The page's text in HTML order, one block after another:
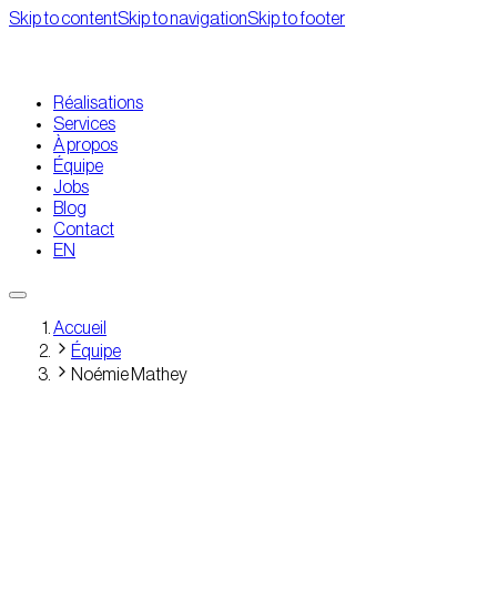
Skip to contentSkip to navigationSkip to footer
Réalisations
Services
À propos
Équipe
Jobs
Blog
Contact
EN
Accueil
Équipe
Noémie Mathey